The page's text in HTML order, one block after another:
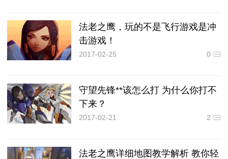
法老之鹰，玩的不是飞行游戏是冲
击游戏！
2017-02-25 0
守望先锋**该怎么打 为什么你打不
下来？
2017-02-21 2
法老之鹰详细地图教学解析 教你轻